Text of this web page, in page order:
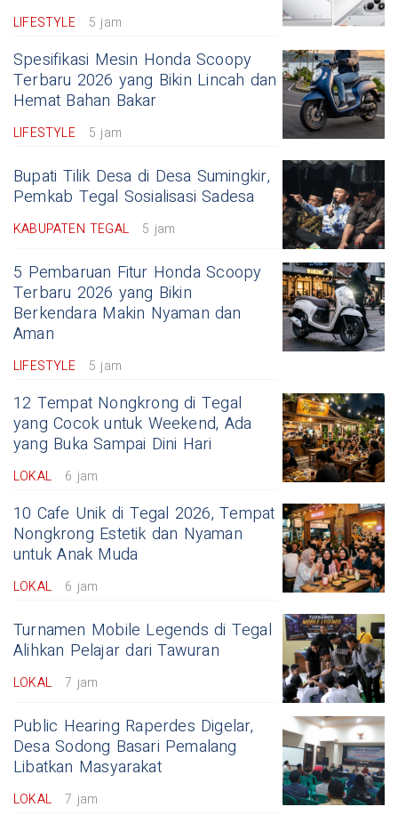
LIFESTYLE 5 jam
Spesifikasi Mesin Honda Scoopy
Terbaru 2026 yang Bikin Lincah dan
Hemat Bahan Bakar
LIFESTYLE 5 jam
Bupati Tilik Desa di Desa Sumingkir,
Pemkab Tegal Sosialisasi Sadesa
KABUPATEN TEGAL 5 jam
5 Pembaruan Fitur Honda Scoopy
Terbaru 2026 yang Bikin
Berkendara Makin Nyaman dan
Aman
LIFESTYLE 5 jam
12 Tempat Nongkrong di Tegal
yang Cocok untuk Weekend, Ada
yang Buka Sampai Dini Hari
LOKAL 6 jam
10 Cafe Unik di Tegal 2026, Tempat
Nongkrong Estetik dan Nyaman
untuk Anak Muda
LOKAL 6 jam
Turnamen Mobile Legends di Tegal
Alihkan Pelajar dari Tawuran
LOKAL 7 jam
Public Hearing Raperdes Digelar,
Desa Sodong Basari Pemalang
Libatkan Masyarakat
LOKAL 7 jam